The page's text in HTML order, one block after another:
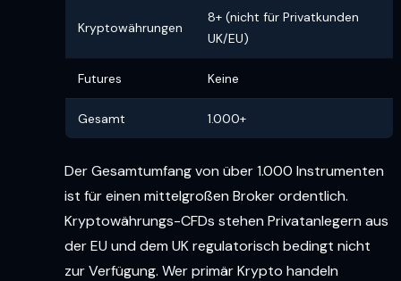
Kryptowährungen
8+ (nicht für Privatkunden
UK/EU)
Futures Keine
Gesamt 1.000+
Der Gesamtumfang von über 1.000 Instrumenten
ist für einen mittelgroßen Broker ordentlich.
Kryptowährungs-CFDs stehen Privatanlegern aus
der EU und dem UK regulatorisch bedingt nicht
zur Verfügung. Wer primär Krypto handeln